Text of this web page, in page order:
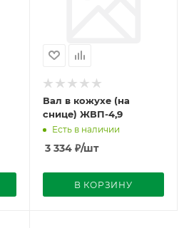
Вал в кожухе (на
снице) ЖВП-4,9
Есть в наличии
3 334₽/шт
В КОРЗИНУ